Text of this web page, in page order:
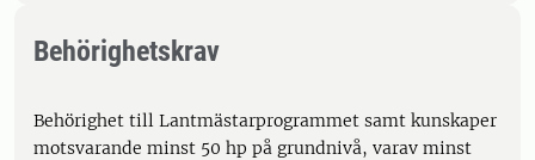
Behörighetskrav
Behörighet till Lantmästarprogrammet samt kunskaper
motsvarande minst 50 hp på grundnivå, varav minst